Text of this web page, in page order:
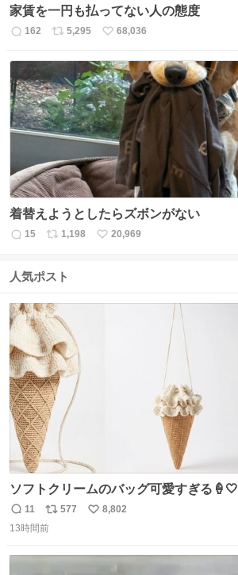
家賃を一円も払ってない人の態度
返
162
リ
ト
数
5,295
い
ね
数
68,036
着替えようとしたらズボンがない
返
数
15
リ
ス
数
1,198
い
20,969
人気ポスト
ソフトクリームのバッグ可愛すぎる🍦🤍
返
信
11
リ
ポ
577
い
8,802
13時間前